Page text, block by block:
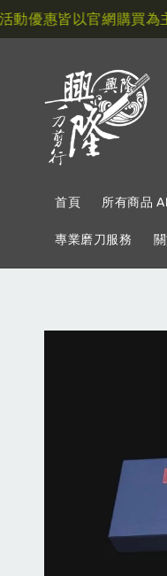
惠皆以官網購買為主!
首頁 所有商品
專業磨刀服務